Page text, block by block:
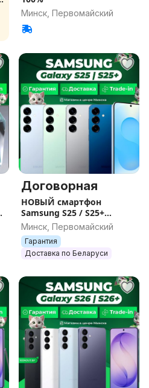
Минск, Первомайский
Договорная
НОВЫЙ смартфон
Samsung S25 / S25+
(запечатан) Sim+E-sim /
Гарантия / Все цвета /
Память
Минск, Первомайский
Гарантия
Доставка по Беларуси